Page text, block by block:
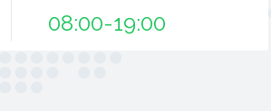
08:00-19:00